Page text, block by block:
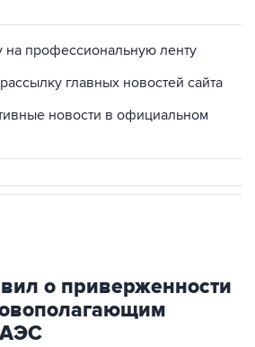
на профессиональную ленту
главных новостей сайта
новости в официальном
о приверженности